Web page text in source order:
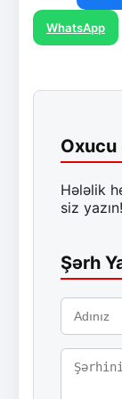
WhatsApp
Oxucu
Hələlik
siz yazın!
Şərh